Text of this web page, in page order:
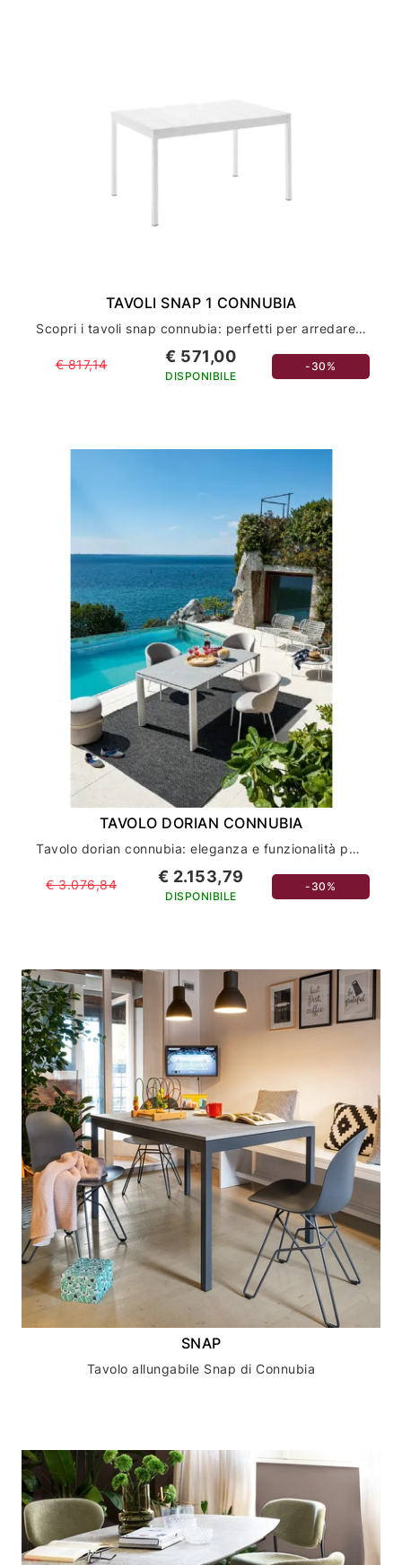
TAVOLI SNAP 1 CONNUBIA
Scopri i tavoli snap connubia: perfetti per arredare la tua casa con stile ed eleganza
€ 817,14 € 571,00
DISPONIBILE
-30%
TAVOLO DORIAN CONNUBIA
Tavolo dorian connubia: eleganza e funzionalità per il tuo arredamento
€ 3.076,84 € 2.153,79
DISPONIBILE
-30%
SNAP
Tavolo allungabile Snap di Connubia